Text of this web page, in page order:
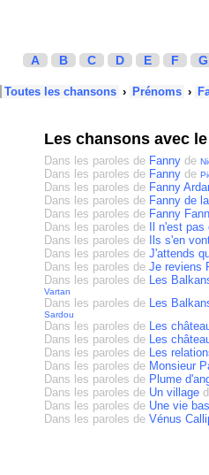
A B C D E F G
Toutes les chansons › Prénoms ›
Les chansons avec
Dans les paroles de Fanny de
Dans les paroles de Fanny de
Dans les paroles de Fanny
Dans les paroles de Fanny de
Dans les paroles de Fanny
Dans les paroles de Il n'est
Dans les paroles de Ils s'en
Dans les paroles de J'attends
Dans les paroles de Je reviens
Dans les paroles de Les
Vartan
Dans les paroles de Les
Sardou
Dans les paroles de Les
Dans les paroles de Les
Dans les paroles de Les
Dans les paroles de Monsieur
Dans les paroles de Plume
Dans les paroles de Un village
Dans les paroles de Une vie
Dans les paroles de Vénus